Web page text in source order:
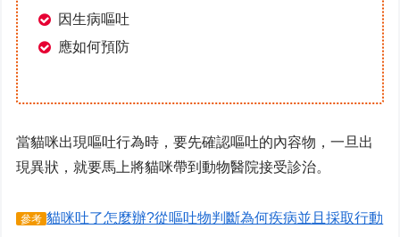
因生病嘔吐
應如何預防
當貓咪出現嘔吐行為時，要先確認嘔吐的內容物，一旦出
現異狀，就要馬上將貓咪帶到動物醫院接受診治。
參考 貓咪吐了怎麼辦?從嘔吐物判斷為何疾病並且採取行動